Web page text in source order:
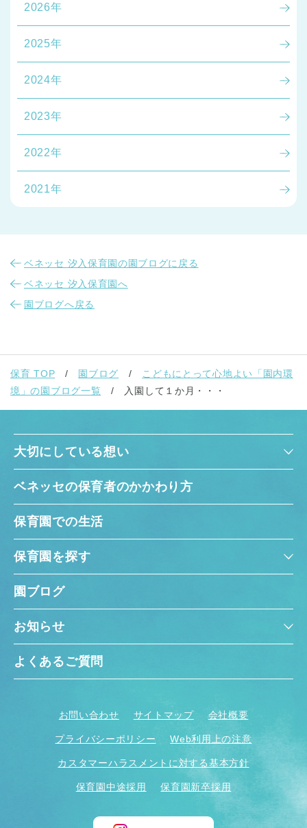
2026年
2025年
2024年
2023年
2022年
2021年
ベネッセ 汐入保育園の園ブログに戻る
ベネッセ 汐入保育園へ
園ブログへ戻る
保育 TOP 園ブログ
こどもにとって心地よい「園内環
境」の園ブログ一覧
入園して１か月・・・
大切にしている想い
ベネッセの保育者のかかわり方
保育園での生活
保育園を探す
園ブログ
お知らせ
よくあるご質問
お問い合わせ サイトマップ 会社概要
プライバシーポリシー Web利用上の注意
カスタマーハラスメントに対する基本方針
保育園中途採用 保育園新卒採用